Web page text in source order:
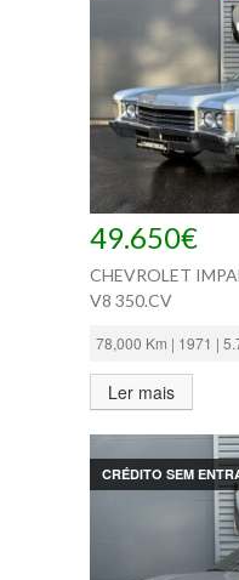
49.650€
CHEVROLET
V8 350.CV
78,000 Km | 1971 |
Ler mais
CRÉDITO SEM